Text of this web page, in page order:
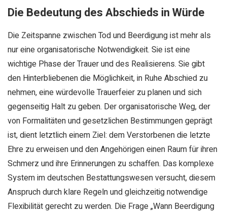
Die Bedeutung des Abschieds in Würde
Die Zeitspanne zwischen Tod und Beerdigung ist mehr als
nur eine organisatorische Notwendigkeit. Sie ist eine
wichtige Phase der Trauer und des Realisierens. Sie gibt
den Hinterbliebenen die Möglichkeit, in Ruhe Abschied zu
nehmen, eine würdevolle Trauerfeier zu planen und sich
gegenseitig Halt zu geben. Der organisatorische Weg, der
von Formalitäten und gesetzlichen Bestimmungen geprägt
ist, dient letztlich einem Ziel: dem Verstorbenen die letzte
Ehre zu erweisen und den Angehörigen einen Raum für ihren
Schmerz und ihre Erinnerungen zu schaffen. Das komplexe
System im deutschen Bestattungswesen versucht, diesem
Anspruch durch klare Regeln und gleichzeitig notwendige
Flexibilität gerecht zu werden. Die Frage „Wann Beerdigung